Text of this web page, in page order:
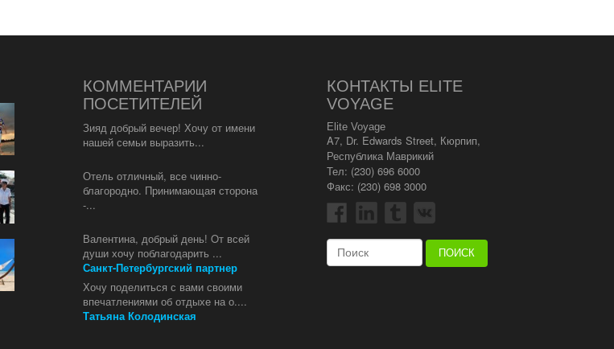
КОММЕНТАРИИ
ПОСЕТИТЕЛЕЙ
Зияд добрый вечер! Хочу от имени
нашей семьи выразить...
Отель отличный, все чинно-
благородно. Принимающая сторона
-...
Валентина, добрый день! Oт всей
души хочу поблагодарить ...
Санкт-Петербургский партнер
Хочу поделиться с вами своими
впечатлениями об отдыхе на о....
Татьяна Колодинская
КОНТАКТЫ ELITE
VOYAGE
Elite Voyage
A7, Dr. Edwards Street, Кюрпип,
Республика Маврикий
Тел: (230) 696 6000
Факс: (230) 698 3000